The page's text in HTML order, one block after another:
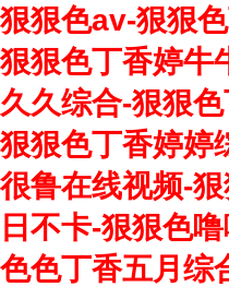
狠狠色av-狠狠
狠狠色丁香婷牛
久久综合-狠狠
狠狠色丁香婷婷
很鲁在线视频-
日不卡-狠狠色
色色丁香五月综